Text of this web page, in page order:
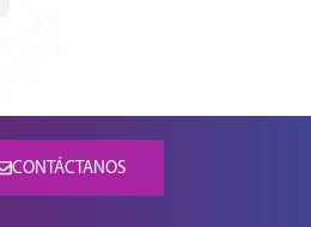
CONTÁCTANOS